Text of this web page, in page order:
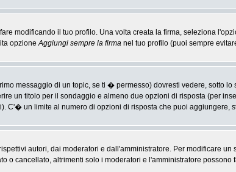
modificando il tuo profilo. Una volta creata la firma, seleziona
opzioneAggiungi sempre la firma nel tuo profilo (puoi sempre
messaggio di un topic, se ti � permesso) dovresti vedere, sotto
un titolo per il sondaggio e almeno due opzioni di risposta (per
C'� un limite al numero di opzioni di risposta che puoi aggiungere,
autori, dai moderatori e dall'amministratore. Per modificare un
cancellato, altrimenti solo i moderatori e l'amministratore possono